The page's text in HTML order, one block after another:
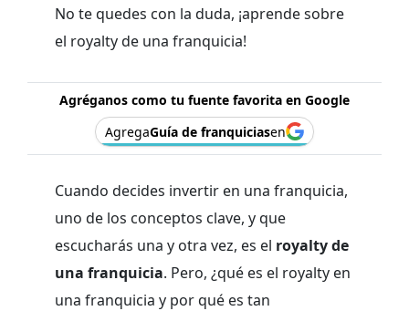
No te quedes con la duda, ¡aprende sobre
el royalty de una franquicia!
Agréganos como tu fuente favorita en Google
AgregaGuía de franquiciasen
Cuando decides invertir en una franquicia,
uno de los conceptos clave, y que
escucharás una y otra vez, es el royalty de
una franquicia. Pero, ¿qué es el royalty en
una franquicia y por qué es tan